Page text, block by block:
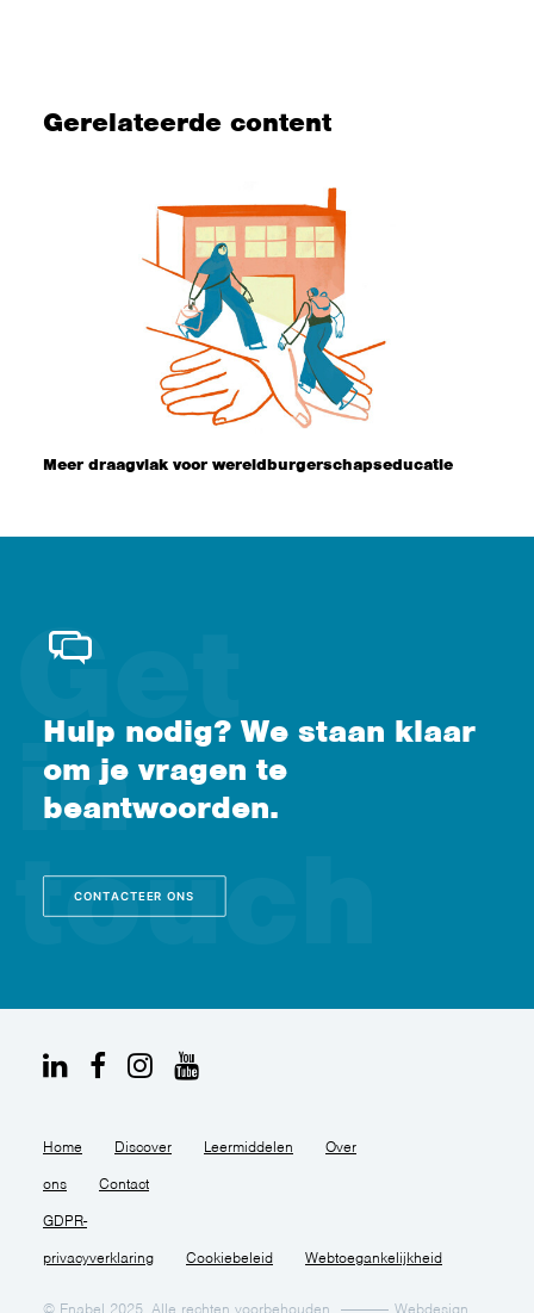
Gerelateerde content
Meer draagvlak voor wereldburgerschapseducatie
Hulp nodig? We staan klaar
om je vragen te
beantwoorden.
CONTACTEER ONS
Home Discover Leermiddelen Over
ons Contact
GDPR-
privacyverklaring Cookiebeleid Webtoegankelijkheid
© Enabel 2025. Alle rechten voorbehouden Webdesign